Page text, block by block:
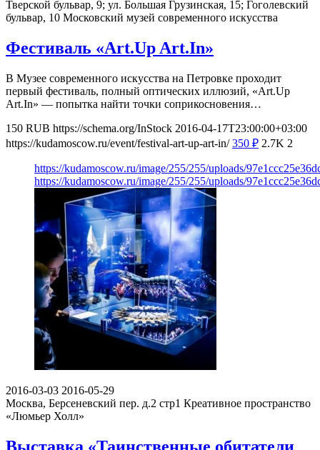
Тверской бульвар, 9; ул. Большая Грузинская, 15; Гоголевский
бульвар, 10 Московский музей современного искусства
Фестиваль «Art.Up Art.In»
В Музее современного искусства на Петровке проходит
первый фестиваль, полный оптических иллюзий, «Art.Up
Art.In» — попытка найти точки соприкосновения…
150 RUB https://schema.org/InStock 2016-04-17T23:00:00+03:00
https://kudamoscow.ru/event/festival-art-up-art-in/ 350 ₽ 2.7K 2
https://kudamoscow.ru/image/255/255/uploads/
https://kudamoscow.ru/image/255/255/uploads/
2016-03-03 2016-05-29
Москва, Берсеневский пер. д.2 стр1 Креативное пространство
«Люмьер Холл»
Выставка «Таинственные обитатели